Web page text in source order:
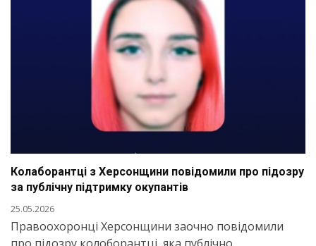
Колаборантці з Херсонщини повідомили про підозру
за публічну підтримку окупантів
25.05.2026
Правоохоронці Херсонщини заочно повідомили